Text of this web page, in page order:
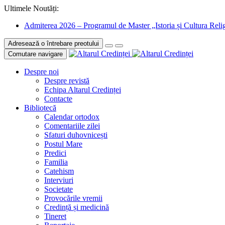
Ultimele Noutăți:
Admiterea 2026 – Programul de Master „Istoria și Cultura
Adresează o întrebare preotului
Comutare navigare
Despre noi
Despre revistă
Echipa Altarul Credinței
Contacte
Bibliotecă
Calendar ortodox
Comentariile zilei
Sfaturi duhovnicești
Postul Mare
Predici
Familia
Catehism
Interviuri
Societate
Provocările vremii
Credință și medicină
Tineret